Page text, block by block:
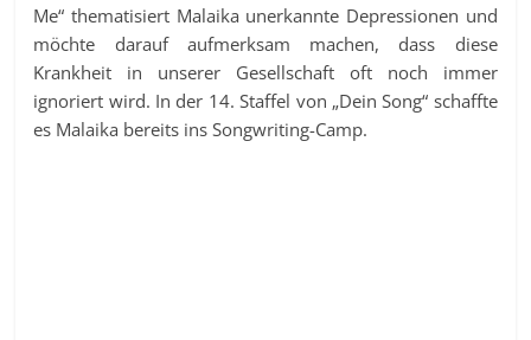
Me“ thematisiert Malaika unerkannte Depressionen und
möchte darauf aufmerksam machen, dass diese
Krankheit in unserer Gesellschaft oft noch immer
ignoriert wird. In der 14. Staffel von „Dein Song“ schaffte
es Malaika bereits ins Songwriting-Camp.